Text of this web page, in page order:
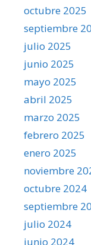
octubre 2025
septiembre
julio 2025
junio 2025
mayo 2025
abril 2025
marzo 2025
febrero 2025
enero 2025
noviembre
octubre 2024
septiembre
julio 2024
junio 2024